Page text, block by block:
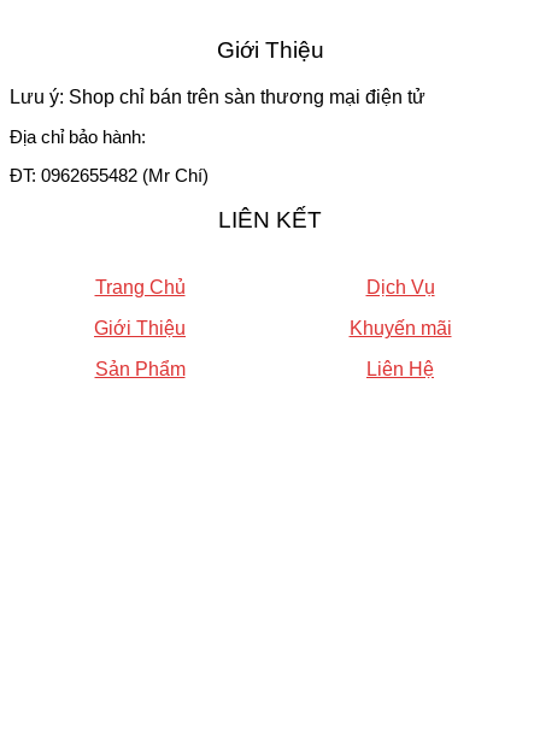
Giới Thiệu
Lưu ý: Shop chỉ bán trên sàn thương mại điện tử
Địa chỉ bảo hành:
ĐT: 0962655482 (Mr Chí)
LIÊN KẾT
Trang Chủ
Giới Thiệu
Sản Phẩm
Dịch Vụ
Khuyến mãi
Liên Hệ